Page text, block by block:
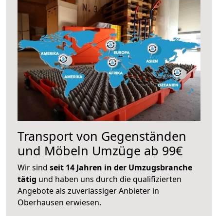
Transport von Gegenständen
und Möbeln Umzüge ab 99€
Wir sind seit 14 Jahren in der Umzugsbranche
tätig und haben uns durch die qualifizierten
Angebote als zuverlässiger Anbieter in
Oberhausen erwiesen.